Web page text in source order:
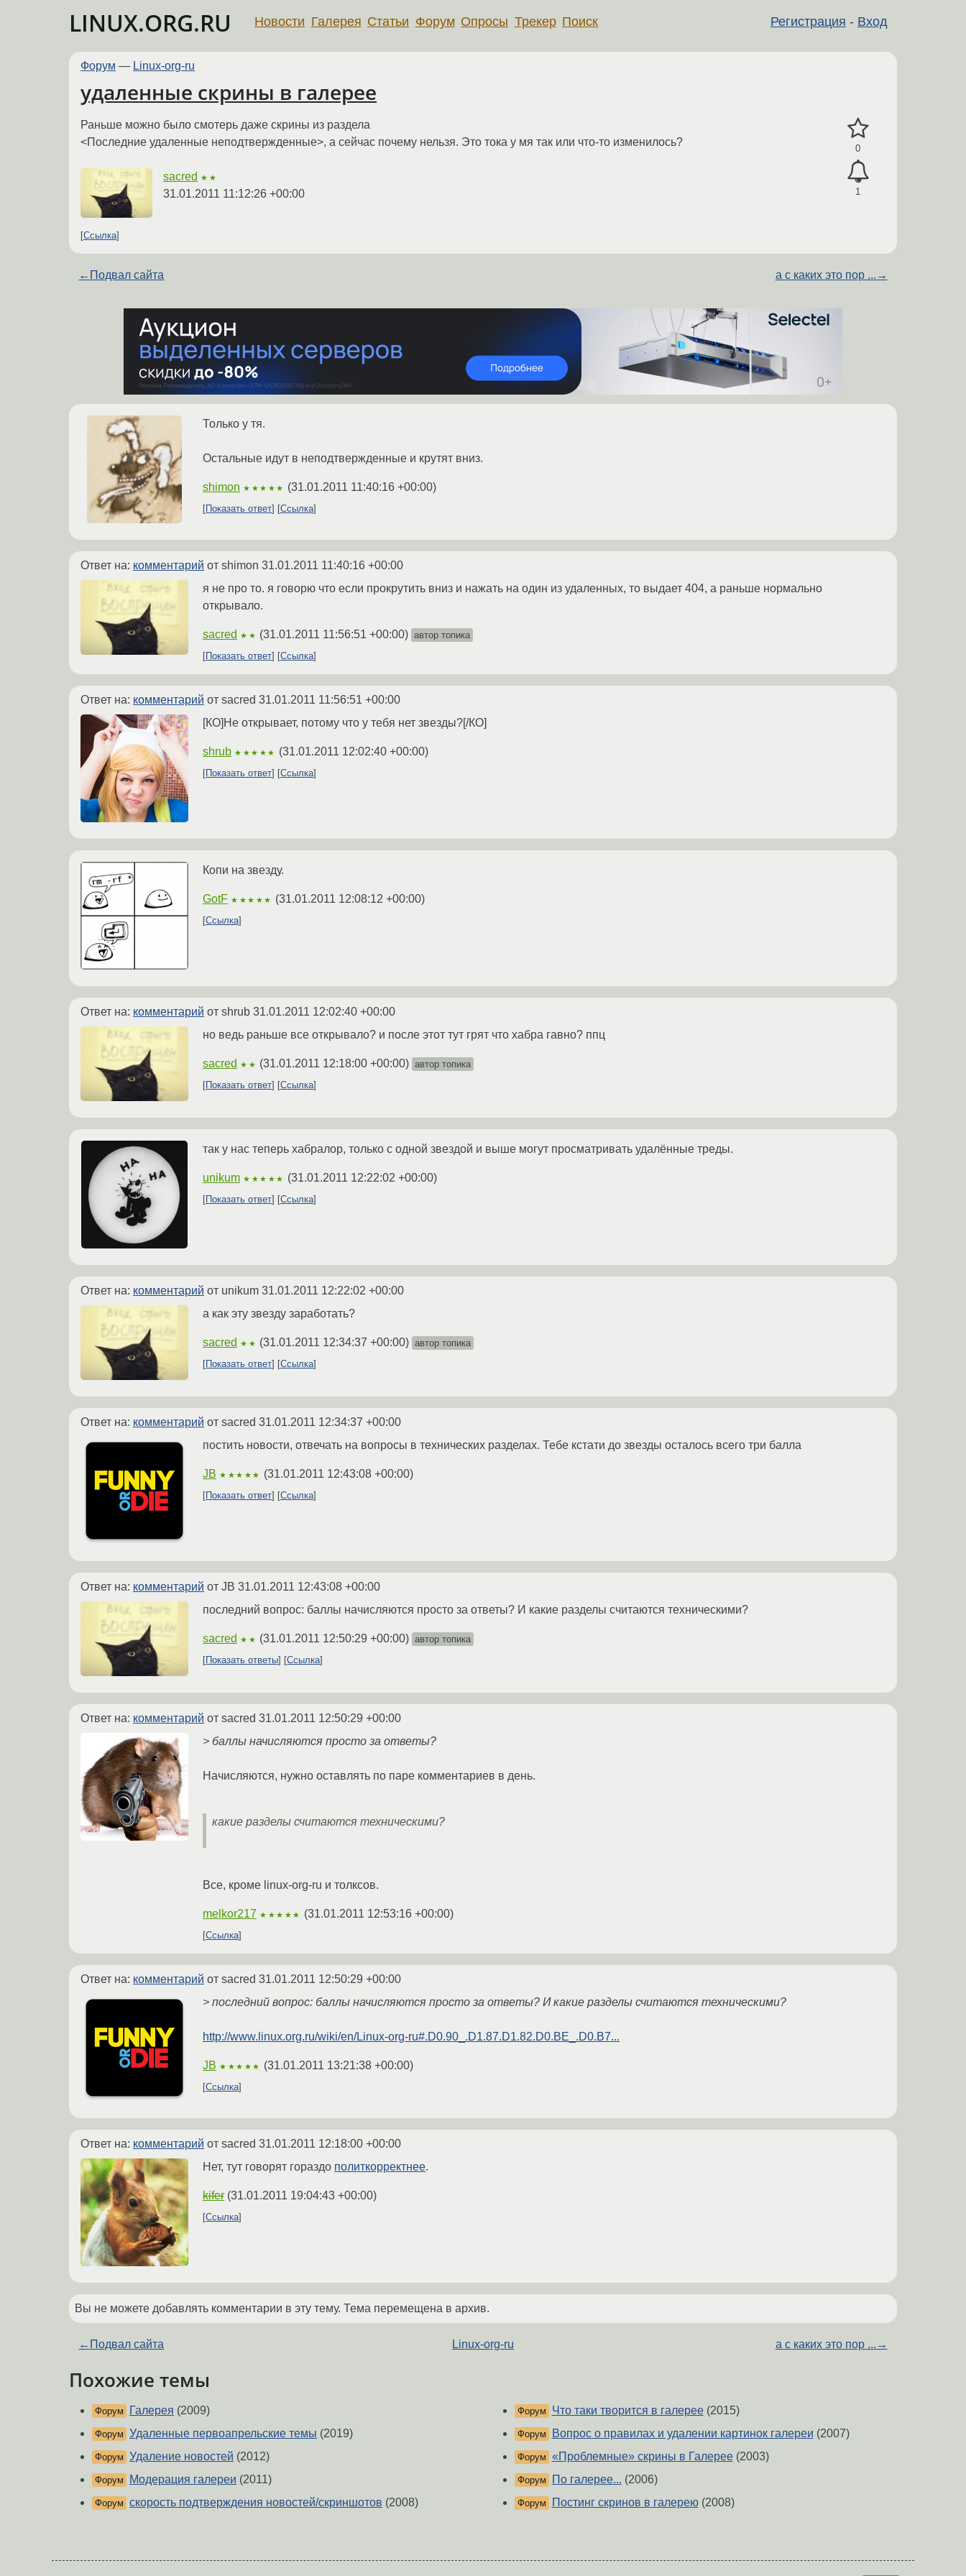
LINUX.ORG.RU Регистрация - Вход
Новости Галерея Статьи Форум Опросы Трекер Поиск
Форум — Linux-org-ru
удаленные скрины в галерее
0
1
Раньше можно было смотерь даже скрины из раздела
<Последние удаленные неподтвержденные>, а сейчас почему нельзя. Это тока у мя так или что-то изменилось?
sacred ★★
31.01.2011 11:12:26 +00:00
Ссылка
← Подвал сайта а с каких это пор ... →
Только у тя.
Остальные идут в неподтвержденные и крутят вниз.
shimon ★★★★★ (31.01.2011 11:40:16 +00:00)
Показать ответ Ссылка
Ответ на: комментарий от shimon 31.01.2011 11:40:16 +00:00
я не про то. я говорю что если прокрутить вниз и нажать на один из удаленных, то выдает 404, а раньше нормально
открывало.
sacred ★★ (31.01.2011 11:56:51 +00:00) автор топика
Показать ответ
Ссылка
Ответ на: комментарий от sacred 31.01.2011 11:56:51 +00:00
[КО]Не открывает, потому что у тебя нет звезды?[/КО]
shrub ★★★★★ (31.01.2011 12:02:40 +00:00)
Показать ответ Ссылка
Копи на звезду.
GotF ★★★★★ (31.01.2011 12:08:12 +00:00)
Ссылка
Ответ на: комментарий от shrub 31.01.2011 12:02:40 +00:00
но ведь раньше все открывало? и после этот тут грят что хабра гавно? ппц
sacred ★★ (31.01.2011 12:18:00 +00:00) автор топика
Показать ответ
Ссылка
так у нас теперь хабралор, только с одной звездой и выше могут просматривать удалённые треды.
unikum ★★★★★ (31.01.2011 12:22:02 +00:00)
Показать ответ Ссылка
Ответ на: комментарий от unikum 31.01.2011 12:22:02 +00:00
а как эту звезду заработать?
sacred ★★ (31.01.2011 12:34:37 +00:00) автор топика
Показать ответ
Ссылка
Ответ на: комментарий от sacred 31.01.2011 12:34:37 +00:00
постить новости, отвечать на вопросы в технических разделах. Тебе кстати до звезды осталось всего три балла
JB ★★★★★ (31.01.2011 12:43:08 +00:00)
Показать ответ Ссылка
Ответ на: комментарий от JB 31.01.2011 12:43:08 +00:00
последний вопрос: баллы начисляются просто за ответы? И какие разделы считаются техническими?
sacred ★★ (31.01.2011 12:50:29 +00:00) автор топика
Показать ответы
Ссылка
Ответ на: комментарий от sacred 31.01.2011 12:50:29 +00:00
> баллы начисляются просто за ответы?
Начисляются, нужно оставлять по паре комментариев в день.
какие разделы считаются техническими?
Все, кроме linux-org-ru и толксов.
melkor217 ★★★★★ (31.01.2011 12:53:16 +00:00)
Ссылка
Ответ на: комментарий от sacred 31.01.2011 12:50:29 +00:00
> последний вопрос: баллы начисляются просто за ответы? И какие разделы считаются техническими?
http://www.linux.org.ru/wiki/en/Linux-org-ru#.D0.90_.D1.87.D1.82.D0.BE_.D0.B7...
JB ★★★★★ (31.01.2011 13:21:38 +00:00)
Ссылка
Ответ на: комментарий от sacred 31.01.2011 12:18:00 +00:00
Нет, тут говорят гораздо политкорректнее.
kifer (31.01.2011 19:04:43 +00:00)
Ссылка
Вы не можете добавлять комментарии в эту тему. Тема перемещена в архив.
← Подвал сайта Linux-org-ru а с каких это пор ... →
Похожие темы
Форум Галерея (2009)
Форум Удаленные первоапрельские темы (2019)
Форум Удаление новостей (2012)
Форум Модерация галереи (2011)
Форум скорость подтверждения новостей/скриншотов (2008)
Форум Что таки творится в галерее(2015)
Форум Вопрос о правилах и удалении картинок галереи (2007)
Форум «Проблемные» скрины в Галерее(2003)
Форум По галерее... (2006)
Форум Постинг скринов в галерею(2008)